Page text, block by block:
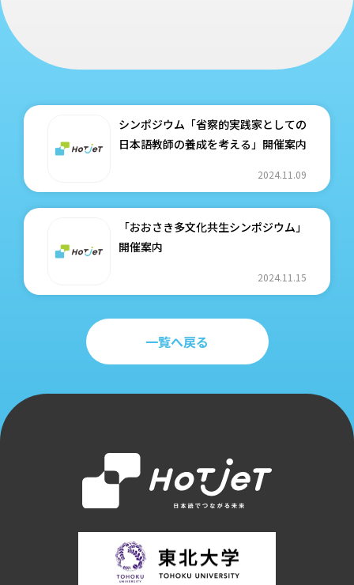
シンポジウム「省察的実践家としての
日本語教師の養成を考える」開催案内
2024.11.09
「おおさき多文化共生シンポジウム」
開催案内
2024.11.15
一覧へ戻る